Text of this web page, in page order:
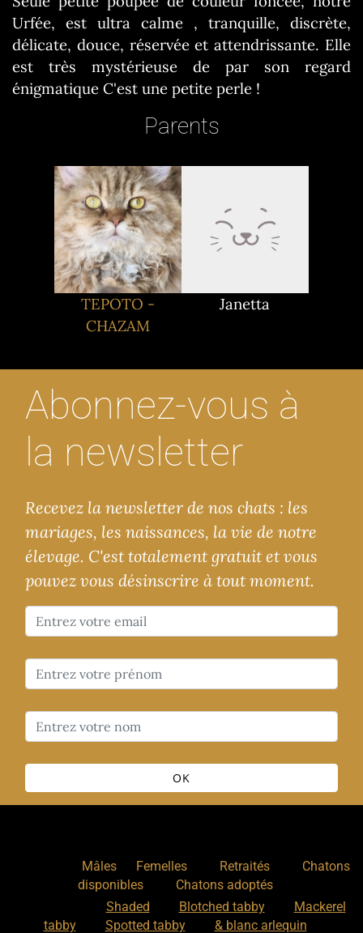
Urfée, est ultra calme , tranquille, discrète,
délicate, douce, réservée et attendrissante. Elle
est très mystérieuse de par son regard
énigmatique C'est une petite perle !
Parents
TEPOTO -
CHAZAM
Janetta
Abonnez-vous à
la newsletter
Recevez la newsletter de nos chats : les
mariages, les naissances, la vie de notre
élevage. C'est totalement gratuit et vous
pouvez vous désinscrire à tout moment.
OK
Mâles Femelles Retraités
Chatons
disponibles
Chatons adoptés
Shaded Blotched tabby
Mackerel
tabby
Spotted tabby & blanc arlequin